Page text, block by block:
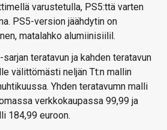
varustetulla, PS5:ttä varten
PS5-version jäähdytin on
matalahko alumiinisiilil.
teratavun ja kahden teratavun
välittömästi neljän Tt:n mallin
Yhden teratavumn malli
verkkokaupassa 99,99 ja
184,99 euroon.